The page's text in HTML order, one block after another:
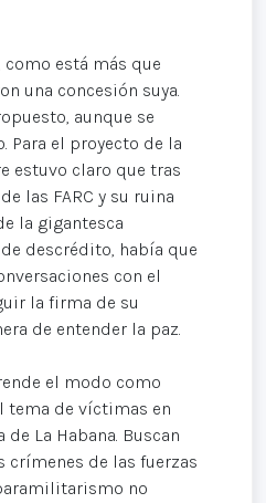
está más que
una concesión suya.
aunque se
Para el proyecto de la
estuvo claro que tras
las FARC y su ruina
la gigantesca
descrédito, había que
con el
la firma de su
de entender la paz.
el modo como
tema de víctimas en
La Habana. Buscan
de las fuerzas
no